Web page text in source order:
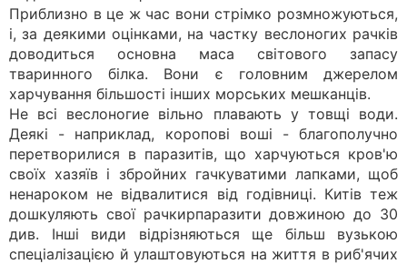
Приблизно в це ж час вони стрімко розмножуються,
і, за деякими оцінками, на частку веслоногих рачків
доводиться основна маса світового запасу
тваринного білка. Вони є головним джерелом
харчування більшості інших морських мешканців.
Не всі веслоногие вільно плавають у товщі води.
Деякі - наприклад, коропові воші - благополучно
перетворилися в паразитів, що харчуються кров'ю
своїх хазяїв і збройних гачкуватими лапками, щоб
ненароком не відвалитися від годівниці. Китів теж
дошкуляють свої рачкирпаразити довжиною до 30
див. Інші види відрізняються ще більш вузькою
спеціалізацією й улаштовуються на життя в риб'ячих